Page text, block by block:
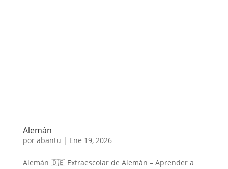
Alemán
por abantu | Ene 19, 2026
Alemán 🇩🇪 Extraescolar de Alemán – Aprender a